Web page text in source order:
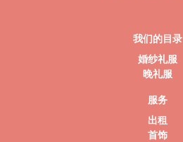
我们的目录
婚纱礼服
晚礼服
服务
出租
首饰